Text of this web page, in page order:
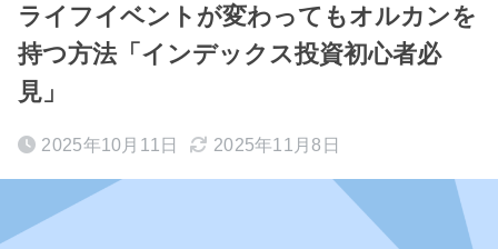
ライフイベントが変わってもオルカンを
持つ方法「インデックス投資初心者必
見」
2025年10月11日 2025年11月8日